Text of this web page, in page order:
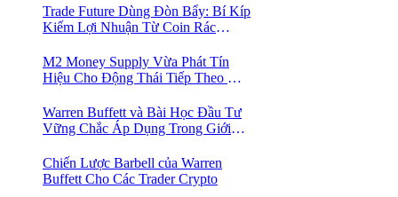
Trade Future Dùng Đòn Bẩy: Bí Kíp
Kiếm Lợi Nhuận Từ Coin Rác
Bán Khống
M2 Money Supply Vừa Phát Tín
Hiệu Cho Động Thái Tiếp Theo Của
Trader Đang Bỏ Lỡ! 🚀
Warren Buffett và Bài Học Đầu Tư
Vững Chắc Áp Dụng Trong Giới
Chiến Lược Barbell của Warren
Buffett Cho Các Trader Crypto